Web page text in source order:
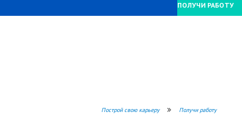
ПОЛУЧИ РАБОТУ
Построй свою карьеру Получи работу